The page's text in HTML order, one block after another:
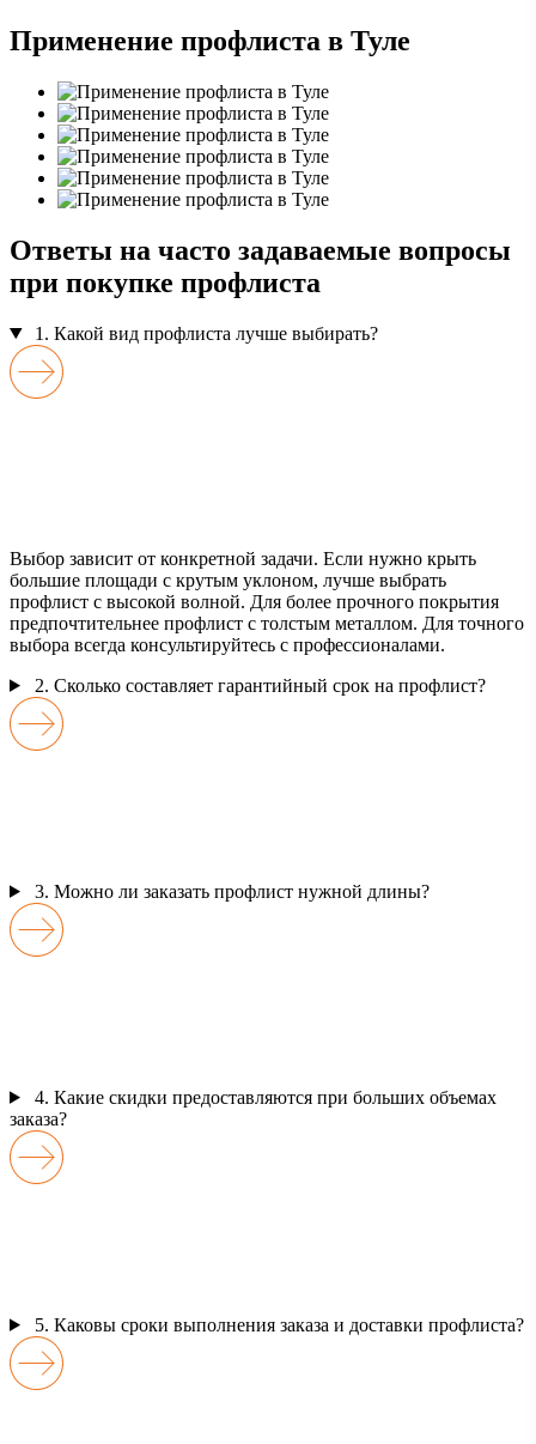
Применение профлиста в Туле
Ответы на часто задаваемые вопросы
при покупке профлиста
1. Какой вид профлиста лучше выбирать?
Выбор зависит от конкретной задачи. Если нужно крыть
большие площади с крутым уклоном, лучше выбрать
профлист с высокой волной. Для более прочного покрытия
предпочтительнее профлист с толстым металлом. Для точного
выбора всегда консультируйтесь с профессионалами.
2. Сколько составляет гарантийный срок на профлист?
3. Можно ли заказать профлист нужной длины?
4. Какие скидки предоставляются при больших объемах
заказа?
5. Каковы сроки выполнения заказа и доставки профлиста?